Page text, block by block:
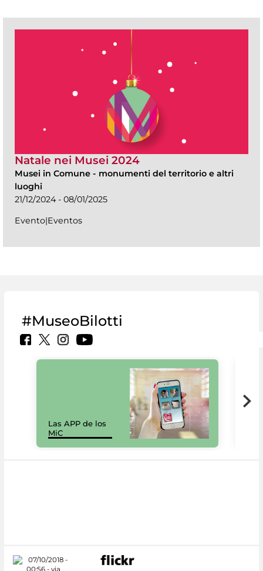
Natale nei Musei 2024
Musei in Comune - monumenti del territorio e altri
luoghi
21/12/2024 - 08/01/2025
Evento|Eventos
#MuseoBilotti
Las APP de los
MiC